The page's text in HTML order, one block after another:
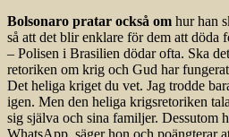
Bolsonaro pratar också om hur han
så att det blir enklare för dem att döda
– Polisen i Brasilien dödar ofta. Ska
retoriken om krig och Gud har
Det heliga kriget du vet. Jag trodde
igen. Men den heliga krigsretoriken
sig själva och sina familjer. Dessutom